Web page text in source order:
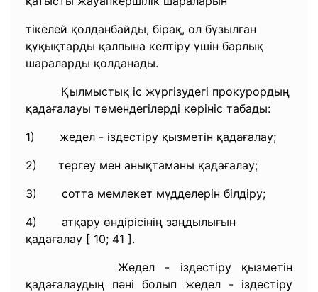
тікелей қолданбайды, бірақ, ол бұзылған
құқықтарды қалпына келтіру үшін барлық
шараларды қолданады.
Қылмыстық іс жүргізудегі прокурордың
қадағалауы төмендегілерді көрініс табады:
1) жедел - іздестіру қызметін қадағалау;
2) тергеу мен анықтаманы қадағалау;
3) сотта мемлекет мүдделерін білдіру;
4) атқару өндірісінің заңдылығын
қадағалау [ 10; 41 ].
Жедел - іздестіру қызметін
қадағалаудың пәні болып жедел - іздестіру